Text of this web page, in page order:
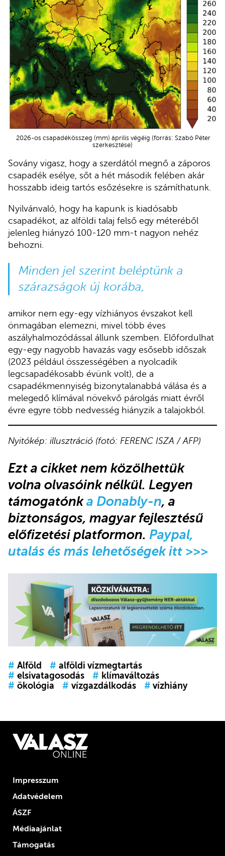
2026-os csapadékösszeg (mm) április végéig (forrás: Szabó Péter
szerkesztése)
Sovány vigasz, hogy a szerdától megnő a záporos
csapadék esélye, sőt a hét második felében akár
hosszabb ideig tartós esőzésekre is számíthatunk.
Nyilvánvaló, hogy ha kapunk is kiadósabb
csapadékot, az alföldi talaj felső egy méteréből
jelenleg hiányzó 100-120 mm-t nagyon nehéz
behozni.
Minden jel szerint beléptünk a
szárazságok új korába,
amikor nem egy-egy vízhiányos évszakot kell
önmagában elemezni, mivel több éves
aszályhalmozódással állunk szemben. Előfordulhat
egy-egy nagyobb havazás vagy esősebb időszak
(2023 például összességében a nyolcadik
legcsapadékosabb évünk volt), de a
csapadékmennyiség bizonytalanabbá válása és a
melegedő klímával növekvő párolgás miatt évről
évre egyre több nedvesség hiányzik a talajokból.
Nyitókép: illusztráció (fotó: FERENC ISZA / AFP)
Ezt a cikket nem közölhettük
volna olvasóink nélkül. Legyen
támogatónka Donably-n, a
biztonságos, magyar fejlesztésű
előfizetési platformon. Paypal,
utalás és más lehetőségek itt >>>
# Alföld # alföldi vízmegtartás
# elsivatagosodás # klímaváltozás
# ökológia # vízgazdálkodás # vízhiány
Impresszum
Adatvédelem
ÁSZF
Médiaajánlat
Támogatás